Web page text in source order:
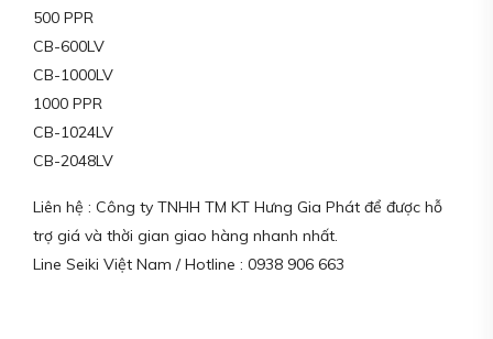
500 PPR
CB-600LV
CB-1000LV
1000 PPR
CB-1024LV
CB-2048LV
Liên hệ : Công ty TNHH TM KT Hưng Gia Phát để được hỗ
trợ giá và thời gian giao hàng nhanh nhất.
Line Seiki Việt Nam / Hotline : 0938 906 663